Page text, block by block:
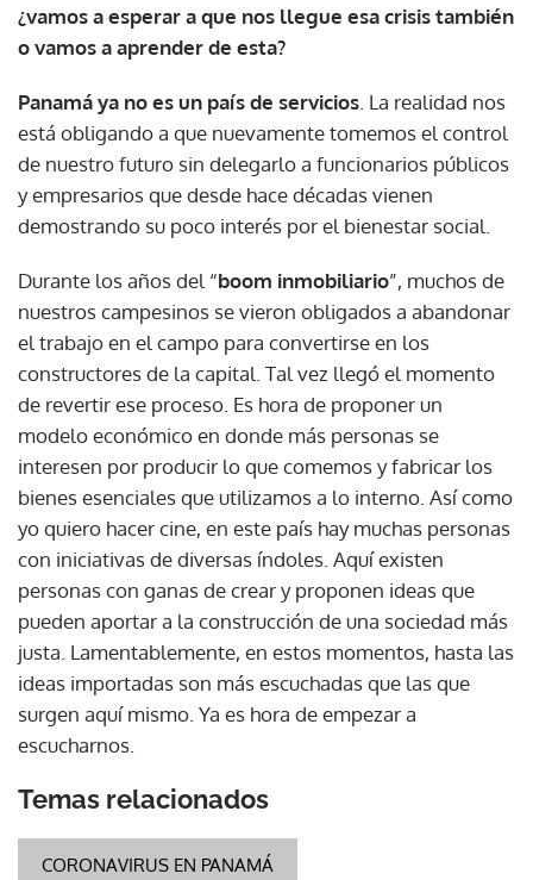
¿vamos a esperar a que nos llegue esa crisis también
o vamos a aprender de esta?
Panamá ya no es un país de servicios . La realidad nos
está obligando a que nuevamente tomemos el control
de nuestro futuro sin delegarlo a funcionarios públicos
y empresarios que desde hace décadas vienen
demostrando su poco interés por el bienestar social.
Durante los años del “boom inmobiliario”, muchos de
nuestros campesinos se vieron obligados a abandonar
el trabajo en el campo para convertirse en los
constructores de la capital. Tal vez llegó el momento
de revertir ese proceso. Es hora de proponer un
modelo económico en donde más personas se
interesen por producir lo que comemos y fabricar los
bienes esenciales que utilizamos a lo interno. Así como
yo quiero hacer cine, en este país hay muchas personas
con iniciativas de diversas índoles. Aquí existen
personas con ganas de crear y proponen ideas que
pueden aportar a la construcción de una sociedad más
justa. Lamentablemente, en estos momentos, hasta las
ideas importadas son más escuchadas que las que
surgen aquí mismo. Ya es hora de empezar a
escucharnos.
Temas relacionados
CORONAVIRUS EN PANAMÁ